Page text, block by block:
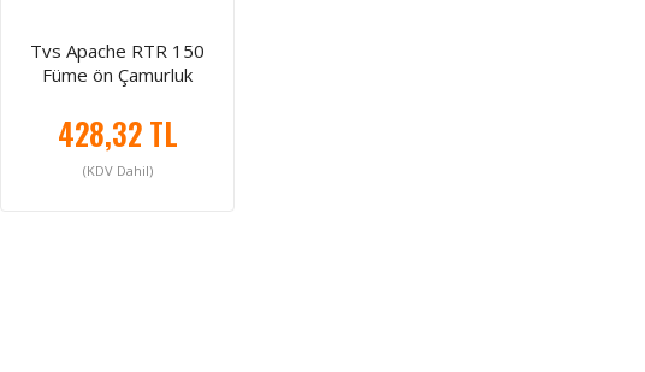
Tvs Apache RTR 150
Füme ön Çamurluk
428,32 TL
(KDV Dahil)